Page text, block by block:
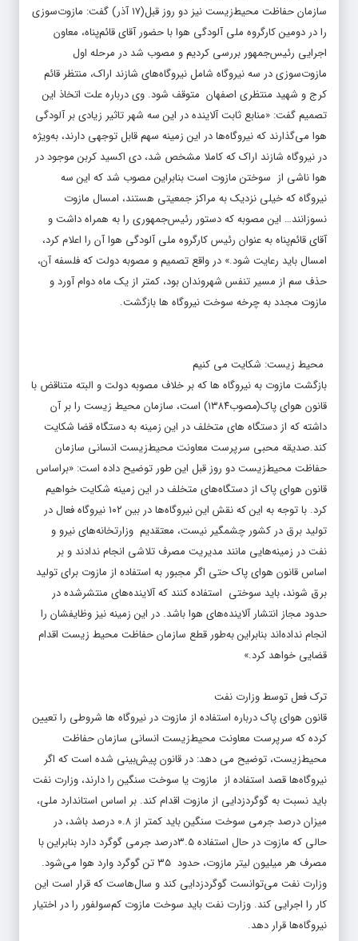
سازمان حفاظت محیط‌زیست نیز دو روز قبل(۱۷ آذر) گفت: مازوت‌سوزی
را در دومین کارگروه ملی آلودگی هوا با حضور آقای قائم‌پناه، معاون
اجرایی رئیس‌جمهور بررسی کردیم و مصوب شد در مرحله اول
مازوت‌سوزی در سه نیروگاه شامل نیروگاه‌های شازند اراک، منتظر قائم
کرج و شهید منتظری اصفهان متوقف شود. وی درباره علت اتخاذ این
تصمیم گفت: «منابع ثابت آلاینده در این سه شهر تاثیر زیادی بر آلودگی
هوا می‌گذارند که نیروگاه‌ها در این زمینه سهم قابل توجهی دارند، به‌ویژه
در نیروگاه شازند اراک که کاملا مشخص شد، دی اکسید کربن موجود در
هوا ناشی از سوختن مازوت است بنابراین مصوب شد که این سه
نیروگاه که خیلی نزدیک به مراکز جمعیتی هستند، امسال مازوت
نسوزانند… این مصوبه که دستور رئیس‌جمهوری را به همراه داشت و
آقای قائم‌پناه به عنوان رئیس کارگروه ملی آلودگی هوا آن را اعلام کرد،
امسال باید رعایت شود.» در واقع تصمیم و مصوبه دولت که فلسفه آن،
حذف سم از مسیر تنفس شهروندان بود، کمتر از یک ماه دوام آورد و
مازوت مجدد به چرخه سوخت نیروگاه ها بازگشت.
​​​​​​​محیط زیست: شکایت می کنیم
بازگشت مازوت به نیروگاه ها که بر خلاف مصوبه دولت و البته متناقض با
قانون هوای پاک(مصوب۱۳۸۴) است، سازمان محیط زیست را بر آن
داشته که از دستگاه های متخلف در این زمینه به دستگاه قضا شکایت
کند.صدیقه محبی سرپرست معاونت محیط‌زیست انسانی سازمان
حفاظت محیط‌زیست دو روز قبل این طور توضیح داده است: «براساس
قانون هوای پاک از دستگاه‌های متخلف در این زمینه شکایت خواهیم
کرد. با توجه به این که نقش این نیروگاه‌ها در بین ۱۰۲ نیروگاه فعال در
تولید برق در کشور چشمگیر نیست، معتقدیم وزارتخانه‌های نیرو و
نفت در زمینه‌هایی مانند مدیریت مصرف تلاشی انجام ندادند و بر
اساس قانون هوای پاک حتی اگر مجبور به استفاده از مازوت برای تولید
برق شوند، باید سوختی استفاده کنند که آلاینده‌های منتشرشده در
حدود مجاز انتشار آلاینده‌های هوا باشد. در این زمینه نیز وظایفشان را
انجام نداده‌اند بنابراین به‌طور قطع سازمان حفاظت محیط زیست اقدام
قضایی خواهد کرد.»
ترک فعل توسط وزارت نفت
قانون هوای پاک درباره استفاده از مازوت در نیروگاه ها شروطی را تعیین
کرده که سرپرست معاونت محیط‌زیست انسانی سازمان حفاظت
محیط‌زیست، توضیح می دهد: در قانون پیش‌بینی شده است که اگر
نیروگاه‌ها قصد استفاده از مازوت یا سوخت سنگین را دارند، وزارت نفت
باید نسبت به گوگردزدایی از مازوت اقدام کند. بر اساس استاندارد ملی،
میزان درصد جرمی سوخت سنگین باید کمتر از ۰.۸ درصد باشد، در
حالی که مازوت در حال استفاده ۳.۵درصد جرمی گوگرد دارد بنابراین با
مصرف هر میلیون لیتر مازوت، حدود ۳۵ تن گوگرد وارد هوا می‌شود.
وزارت نفت می‌توانست گوگردزدایی کند و سال‌هاست که قرار است این
کار را اجرایی کند. وزارت نفت باید سوخت مازوت کم‌سولفور را در اختیار
نیروگاه‌ها قرار دهد.